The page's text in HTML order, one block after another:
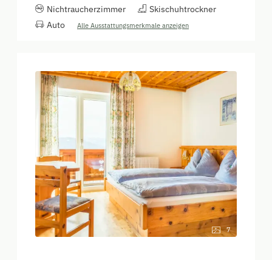
Nichtraucherzimmer
Skischuhtrockner
Auto
Alle Ausstattungsmerkmale anzeigen
7